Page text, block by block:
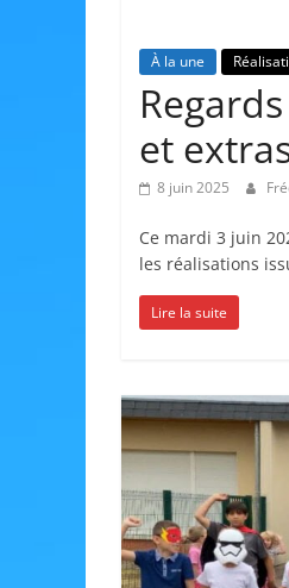
À la une
et
8 juin 2025
Ce mardi 3 juin
les réalisations
Lire la suite